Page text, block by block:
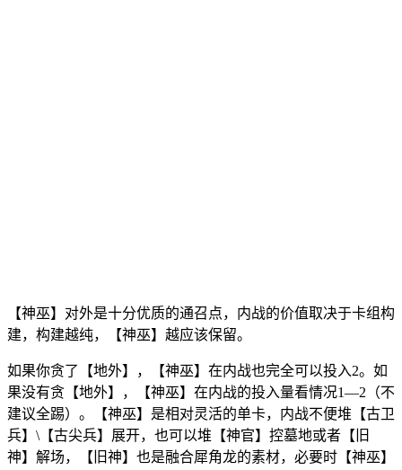
【神巫】对外是十分优质的通召点，内战的价值取决于卡组构
建，构建越纯，【神巫】越应该保留。
如果你贪了【地外】，【神巫】在内战也完全可以投入2。如
果没有贪【地外】，【神巫】在内战的投入量看情况1—2（不
建议全踢）。【神巫】是相对灵活的单卡，内战不便堆【古卫
兵】\【古尖兵】展开，也可以堆【神官】控墓地或者【旧
神】解场，【旧神】也是融合犀角龙的素材，必要时【神巫】